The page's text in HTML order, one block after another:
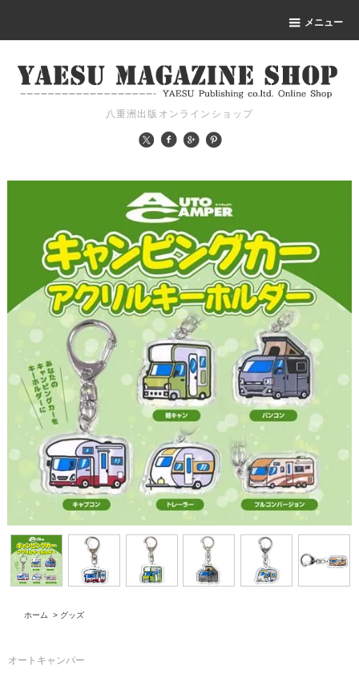
メニュー
八重洲出版オンラインショップ
ホーム > グッズ
オートキャンパー